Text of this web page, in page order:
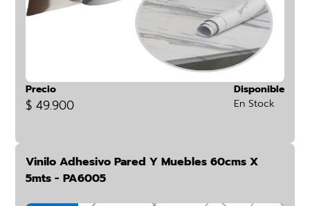
Precio
$ 49.900
Disponible
En Stock
Vinilo Adhesivo Pared Y Muebles 60cms X
5mts - PA6005